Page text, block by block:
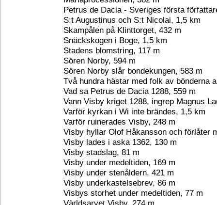
Petrus de Dacia - Sveriges första
S:t Augustinus och S:t Nicolai, 1,5 km
Skampålen på Klinttorget, 432 m
Snäckskogen i Boge, 1,5 km
Stadens blomstring, 117 m
Sören Norby, 594 m
Sören Norby slår bondekungen, 583 m
Två hundra hästar med folk av bönderna
Vad sa Petrus de Dacia 1288, 559 m
Vann Visby kriget 1288, ingrep Magnus
Varför kyrkan i Wi inte brändes, 1,5 km
Varför ruinerades Visby, 248 m
Visby hyllar Olof Håkansson och förlåter
Visby lades i aska 1362, 130 m
Visby stadslag, 81 m
Visby under medeltiden, 169 m
Visby under stenåldern, 421 m
Visby underkastelsebrev, 86 m
Visbys storhet under medeltiden, 77 m
Världsarvet Visby, 274 m